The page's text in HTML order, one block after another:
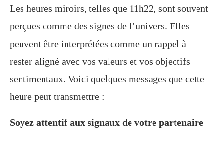
Les heures miroirs, telles que 11h22, sont souvent
perçues comme des signes de l’univers. Elles
peuvent être interprétées comme un rappel à
rester aligné avec vos valeurs et vos objectifs
sentimentaux. Voici quelques messages que cette
heure peut transmettre :
Soyez attentif aux signaux de votre partenaire